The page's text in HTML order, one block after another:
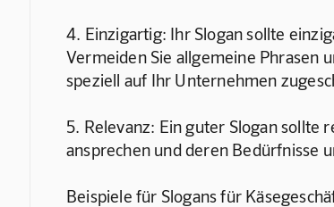
4. Einzigartig: Ihr Slogan sollte
Vermeiden Sie allgemeine Phrasen
speziell auf Ihr Unternehmen
5. Relevanz: Ein guter Slogan sollte
ansprechen und deren Bedürfnisse
Beispiele für Slogans für